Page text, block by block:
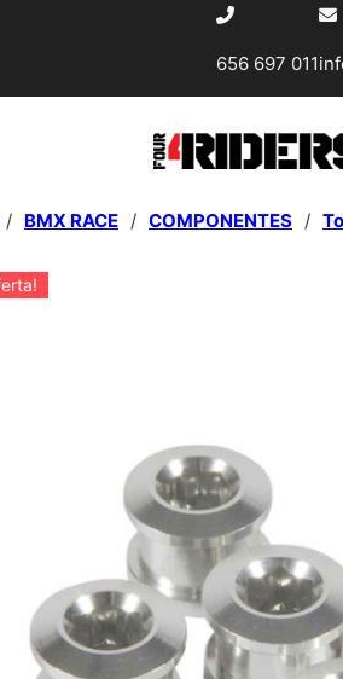
656 697 011
/ BMX RACE / COMPONENTES /